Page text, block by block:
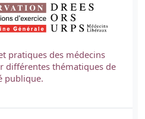
pratiques des médecins
différentes thématiques de
publique.